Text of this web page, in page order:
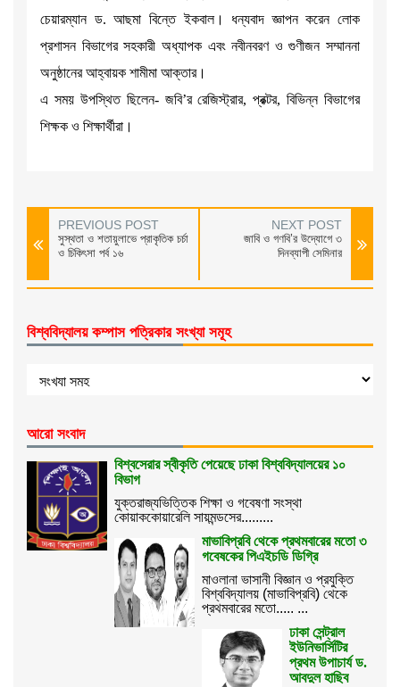
চেয়ারম্যান ড. আছমা বিন্তে ইকবাল। ধন্যবাদ জ্ঞাপন করেন লোক
প্রশাসন বিভাগের সহকারী অধ্যাপক এবং নবীনবরণ ও গুণীজন সম্মাননা
অনুষ্ঠানের আহ্বায়ক শামীমা আক্তার।
এ সময় উপস্থিত ছিলেন- জবি’র রেজিস্ট্রার, প্রক্টর, বিভিন্ন বিভাগের
শিক্ষক ও শিক্ষার্থীরা।
PREVIOUS POST
সুস্থতা ও শতায়ুলাভে প্রাকৃতিক চর্চা
ও চিকিৎসা পর্ব ১৬
NEXT POST
জাবি ও গণবি’র উদ্যোগে ৩
দিনব্যাপী সেমিনার
বিশ্ববিদ্যালয় কম্পাস পত্রিকার সংখ্যা সমূহ
আরো সংবাদ
বিশ্বসেরার স্বীকৃতি পেয়েছে ঢাকা বিশ্ববিদ্যালয়ের ১০
বিভাগ
যুক্তরাজ্যভিত্তিক শিক্ষা ও গবেষণা সংস্থা
কোয়াককোয়ারেলি সায়মন্ডসের.........
মাভাবিপ্রবি থেকে প্রথমবারের মতো ৩
গবেষকের পিএইচডি ডিগ্রি
মাওলানা ভাসানী বিজ্ঞান ও প্রযুক্তি
বিশ্ববিদ্যালয় (মাভাবিপ্রবি) থেকে
প্রথমবারের মতো..... ...
ঢাকা সেন্ট্রাল
ইউনিভার্সিটির
প্রথম উপাচার্য ড.
আবদুল হাছিব